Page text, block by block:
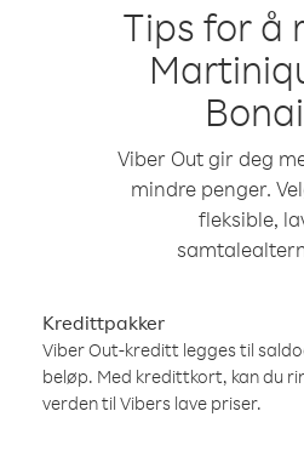
Tips for å
Viber Out gir deg
mindre penger.
fleksible,
Kredittpakker
Viber Out-kreditt legges til
beløp. Med kredittkort, kan du
verden til Vibers lave priser.